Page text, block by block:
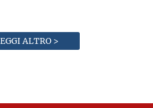
ALTRO >